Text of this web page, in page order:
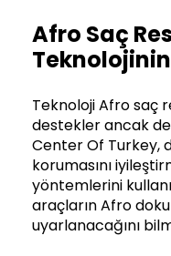
Afro Saç
Teknoloji Afro saç
destekler ancak
Center Of Turkey,
korumasını
yöntemlerini
araçların Afro
uyarlanacağını